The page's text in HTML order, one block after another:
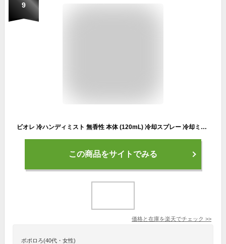
9
ビオレ 冷ハンディミスト 無香性 本体 (120mL) 冷却スプレー 冷却ミスト 冷感 極寒 ひんやり クール デオドラント 花王
この商品をサイトでみる
価格と在庫を楽天でチェック >>
ポポロろ(40代・女性)